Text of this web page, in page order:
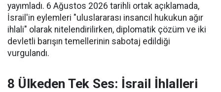
yayımladı. 6 Ağustos 2026 tarihli ortak açıklamada,
İsrail'in eylemleri "uluslararası insancıl hukukun ağır
ihlali" olarak nitelendirilirken, diplomatik çözüm ve iki
devletli barışın temellerinin sabotaj edildiği
vurgulandı.
8 Ülkeden Tek Ses: İsrail İhlalleri